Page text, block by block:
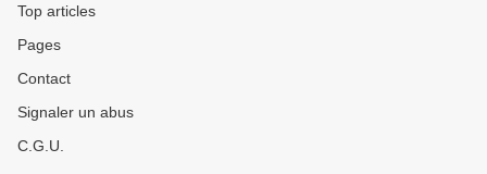
Top articles
Pages
Contact
Signaler un abus
C.G.U.